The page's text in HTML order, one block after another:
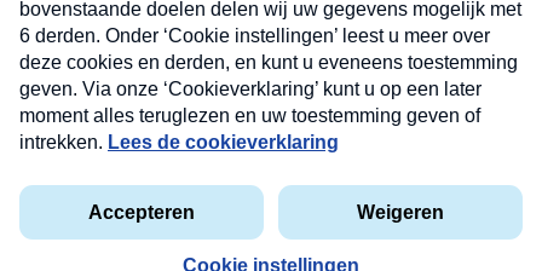
Privacyverklaring
Cookieverklaring
Kwetsbaarheid melden
Copyright © 2026 MAX Vandaag - Omroep MAX
Nieuwsbrief
Neem hier een gratis abonnement op onze
nieuwsbrief. Elke vrijdag- en dinsdagochtend in uw